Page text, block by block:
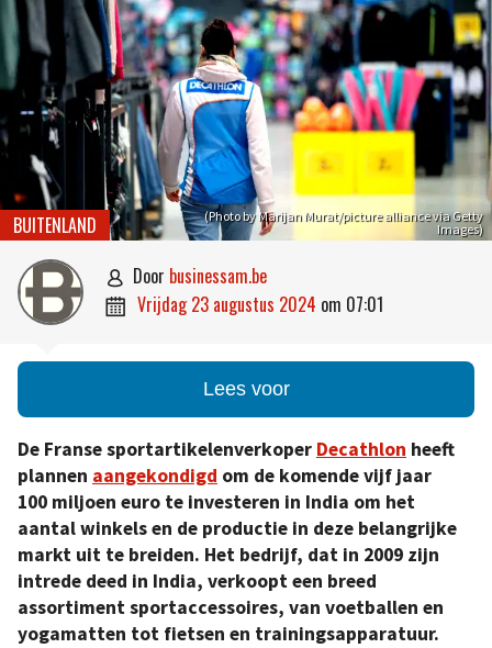
(Photo by Marijan Murat/picture alliance via Getty
Images)
BUITENLAND
 door businessam.be
 vrijdag 23 augustus 2024 om 07:01
Lees voor
De Franse sportartikelenverkoper Decathlon heeft
plannen aangekondigd om de komende vijf jaar
100 miljoen euro te investeren in India om het
aantal winkels en de productie in deze belangrijke
markt uit te breiden. Het bedrijf, dat in 2009 zijn
intrede deed in India, verkoopt een breed
assortiment sportaccessoires, van voetballen en
yogamatten tot fietsen en trainingsapparatuur.